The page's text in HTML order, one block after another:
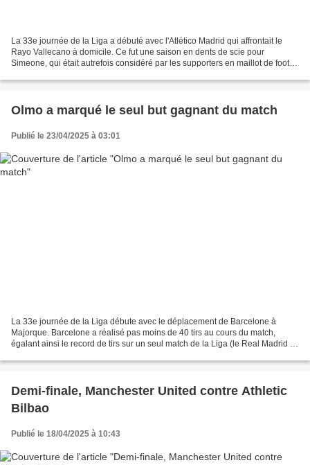
La 33e journée de la Liga a débuté avec l'Atlético Madrid qui affrontait le
Rayo Vallecano à domicile. Ce fut une saison en dents de scie pour
Simeone, qui était autrefois considéré par les supporters en maillot de foot
Olmo a marqué le seul but gagnant du match
Publié le 23/04/2025 à 03:01
La 33e journée de la Liga débute avec le déplacement de Barcelone à
Majorque. Barcelone a réalisé pas moins de 40 tirs au cours du match,
égalant ainsi le record de tirs sur un seul match de la Liga (le Real Madrid a
Demi-finale, Manchester United contre Athletic
Bilbao
Publié le 18/04/2025 à 10:43